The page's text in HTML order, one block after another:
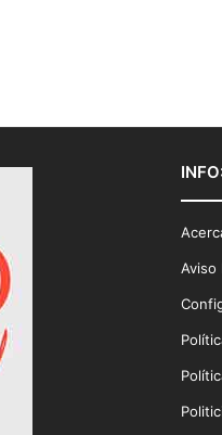
Aviso